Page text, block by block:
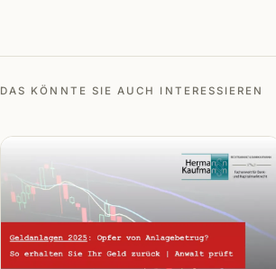
DAS KÖNNTE SIE AUCH INTERESSIEREN